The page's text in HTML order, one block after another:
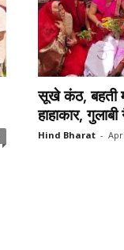
सूखे कंठ, बहती
हाहाकार,
Hind Bharat -